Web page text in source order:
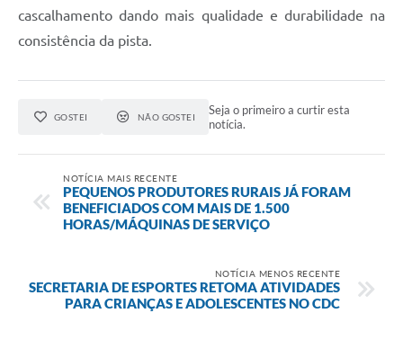
cascalhamento dando mais qualidade e durabilidade na
consistência da pista.
GOSTEI NÃO GOSTEI
Seja o primeiro a curtir esta
notícia.
NOTÍCIA MAIS RECENTE
PEQUENOS PRODUTORES RURAIS JÁ FORAM
BENEFICIADOS COM MAIS DE 1.500
HORAS/MÁQUINAS DE SERVIÇO
NOTÍCIA MENOS RECENTE
SECRETARIA DE ESPORTES RETOMA ATIVIDADES
PARA CRIANÇAS E ADOLESCENTES NO CDC